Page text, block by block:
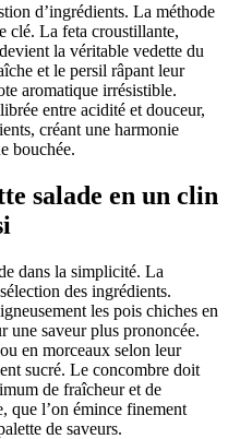
d’ingrédients. La méthode
clé. La feta croustillante,
la véritable vedette du
et le persil râpant leur
aromatique irrésistible.
entre acidité et douceur,
créant une harmonie
bouchée.
salade en un clin
dans la simplicité. La
des ingrédients.
les pois chiches en
une saveur plus prononcée.
en morceaux selon leur
sucré. Le concombre doit
de fraîcheur et de
que l’on émince finement
de saveurs.